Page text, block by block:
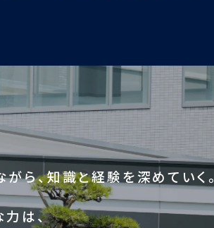
ら、知識と経験を深めていく。
は、